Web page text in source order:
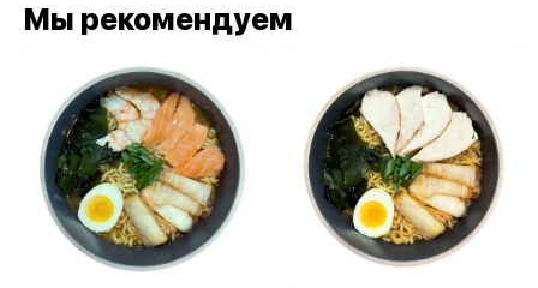
Мы рекомендуем